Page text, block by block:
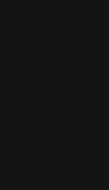
Campos/SP